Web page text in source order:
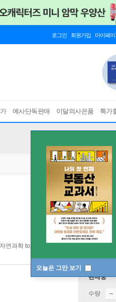
로그인 회원가입 마이페이
예사단독판매 이달의사은품 특가
오늘은 그만 보기
자연과학 top100 3주
판매중
수량